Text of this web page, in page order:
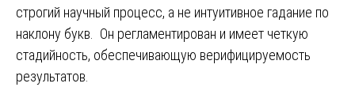
строгий научный процесс, а не интуитивное гадание по
наклону букв. Он регламентирован и имеет четкую
стадийность, обеспечивающую верифицируемость
результатов.